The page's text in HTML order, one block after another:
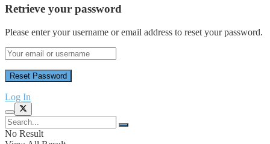
Retrieve your password
Please enter your username or email address to reset your password.
Log In
No Result